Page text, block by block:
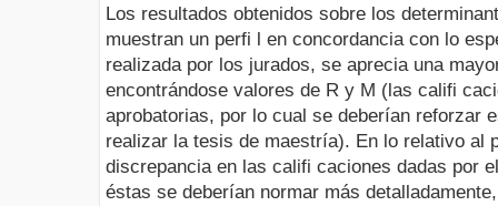
Los resultados obtenidos sobre los
muestran un perfi l en concordancia con lo
realizada por los jurados, se aprecia una
encontrándose valores de R y M (las califi
aprobatorias, por lo cual se deberían reforzar
realizar la tesis de maestría). En lo relativo al
discrepancia en las califi caciones dadas por
éstas se deberían normar más